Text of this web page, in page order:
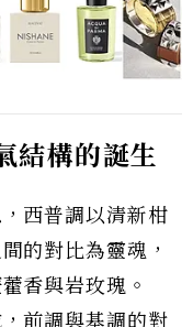
結構的誕生
西普調以清新柑
的對比為靈魂，
香與岩玫瑰。
前調與基調的對